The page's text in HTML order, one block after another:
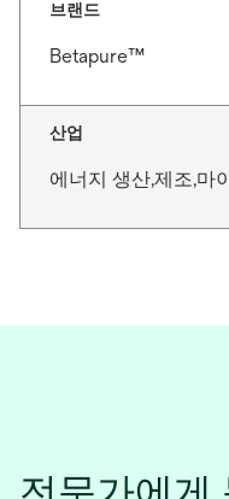
브랜드
Betapure™
산업
에너지 생산,제조,마